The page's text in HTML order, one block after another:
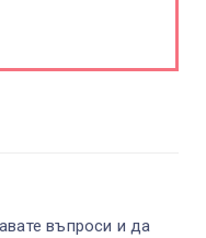
въпроси и да